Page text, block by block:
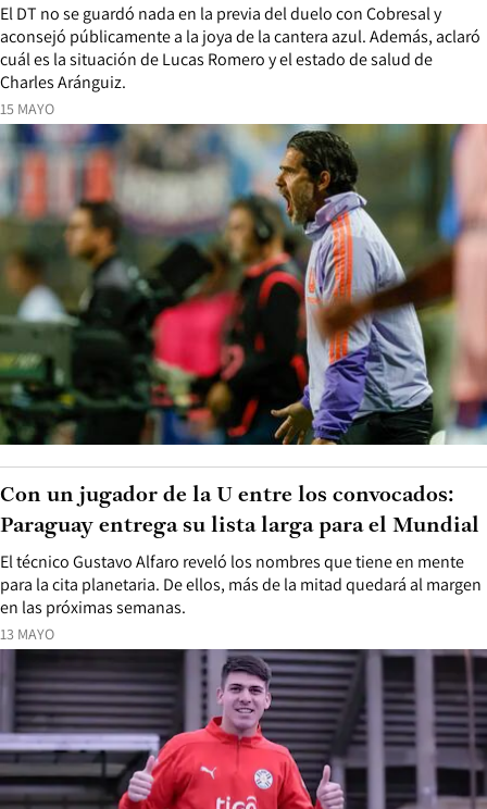
15 MAYO
El DT no se guardó nada en la previa del duelo con Cobresal y
aconsejó públicamente a la joya de la cantera azul. Además, aclaró
cuál es la situación de Lucas Romero y el estado de salud de
Charles Aránguiz.
13 MAYO
El técnico Gustavo Alfaro reveló los nombres que tiene en mente
para la cita planetaria. De ellos, más de la mitad quedará al margen
en las próximas semanas.
Con un jugador de la U entre los convocados:
Paraguay entrega su lista larga para el Mundial